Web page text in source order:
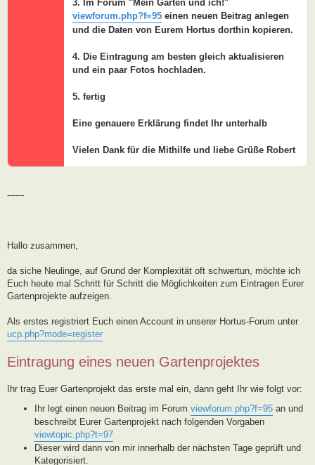
3. Im Forum "Mein Garten und ich!"
viewforum.php?f=95 einen neuen Beitrag anlegen
und die Daten von Eurem Hortus dorthin kopieren.
4. Die Eintragung am besten gleich aktualisieren
und ein paar Fotos hochladen.
5. fertig
Eine genauere Erklärung findet Ihr unterhalb
Vielen Dank für die Mithilfe und liebe Grüße Robert
------
Hallo zusammen,
da siche Neulinge, auf Grund der Komplexität oft schwertun, möchte ich
Euch heute mal Schritt für Schritt die Möglichkeiten zum Eintragen Eurer
Gartenprojekte aufzeigen.
Als erstes registriert Euch einen Account in unserer Hortus-Forum unter
ucp.php?mode=register
Eintragung eines neuen Gartenprojektes
Ihr trag Euer Gartenprojekt das erste mal ein, dann geht Ihr wie folgt vor:
Ihr legt einen neuen Beitrag im Forum viewforum.php?f=95 an und
beschreibt Eurer Gartenprojekt nach folgenden Vorgaben
viewtopic.php?t=97
Dieser wird dann von mir innerhalb der nächsten Tage geprüft und
Kategorisiert.